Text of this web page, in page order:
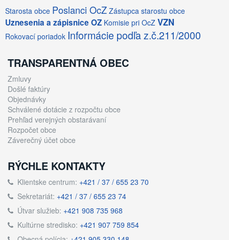
Starosta obce Poslanci OcZ Zástupca starostu obce
Uznesenia a zápisnice OZ Komisie pri OcZ VZN
Rokovací poriadok Informácie podľa z.č.211/2000
TRANSPARENTNÁ OBEC
Zmluvy
Došlé faktúry
Objednávky
Schválené dotácie z rozpočtu obce
Prehľad verejných obstarávaní
Rozpočet obce
Záverečný účet obce
RÝCHLE KONTAKTY
Klientske centrum: +421 / 37 / 655 23 70
Sekretariát: +421 / 37 / 655 23 74
Útvar služieb: +421 908 735 968
Kultúrne stredisko: +421 907 759 854